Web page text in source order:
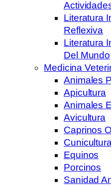
Literatura
Reflexiva
Literatura
Del Mundo
Medicina
Animales
Apicultura
Animales
Avicultura
Caprinos
Equinos
Porcinos
Sanidad